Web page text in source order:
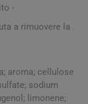
-
a rimuovere la
aroma; cellulose
sodium
limonene;